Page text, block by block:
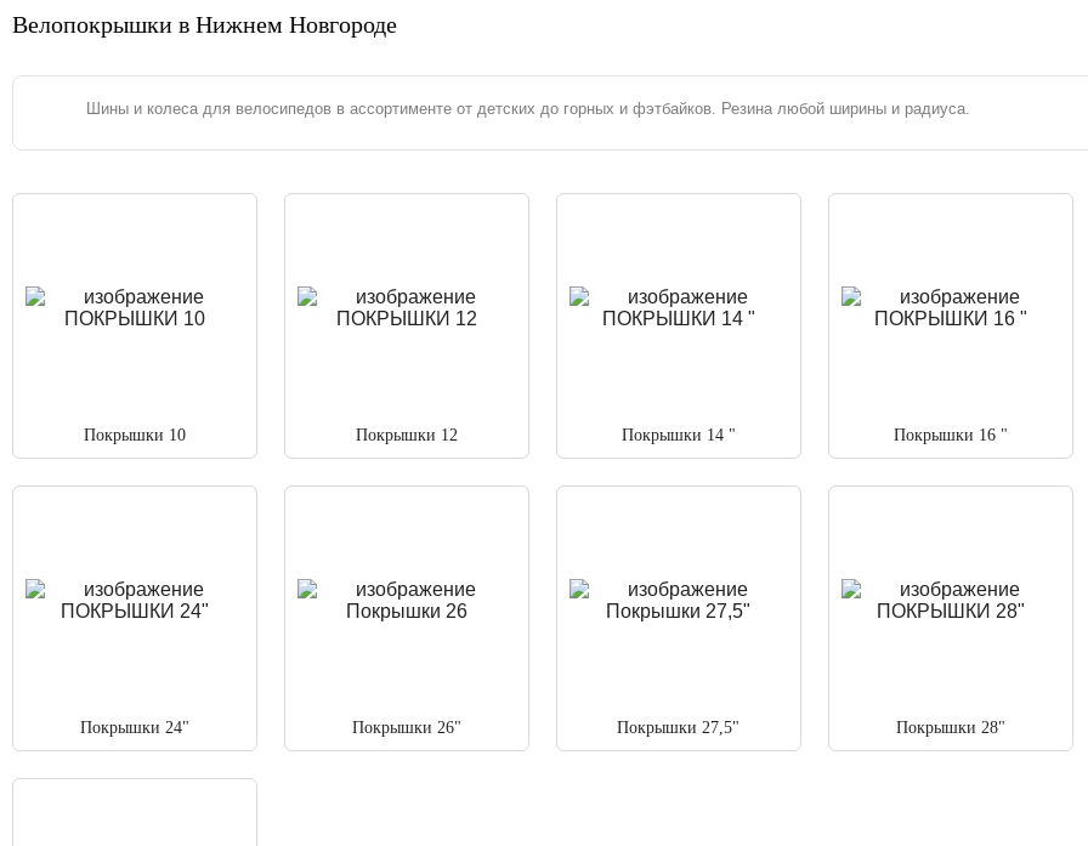
Велопокрышки в Нижнем Новгороде
Шины и колеса для велосипедов в ассортименте от детских до горных и фэтбайков. Резина любой ширины и радиуса.
Покрышки 10 Покрышки 12 Покрышки 14 " Покрышки 16 "
Покрышки 24" Покрышки 26" Покрышки 27,5" Покрышки 28"